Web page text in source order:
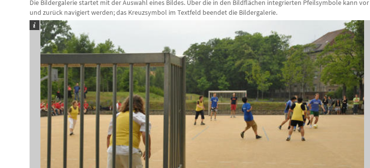
Die Bildergalerie startet mit der Auswahl eines Bildes. Über die in den Bildflächen integrierten Pfeilsymbole kann vor
und zurück navigiert werden; das Kreuzsymbol im Textfeld beendet die Bildergalerie.